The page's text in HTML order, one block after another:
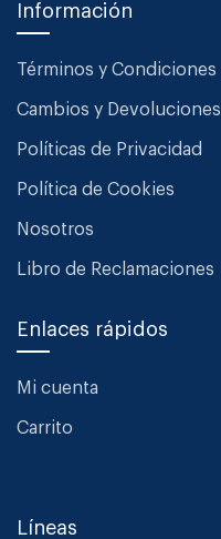
Información
Términos y Condiciones
Cambios y Devoluciones
Políticas de Privacidad
Política de Cookies
Nosotros
Libro de Reclamaciones
Enlaces rápidos
Mi cuenta
Carrito
Líneas